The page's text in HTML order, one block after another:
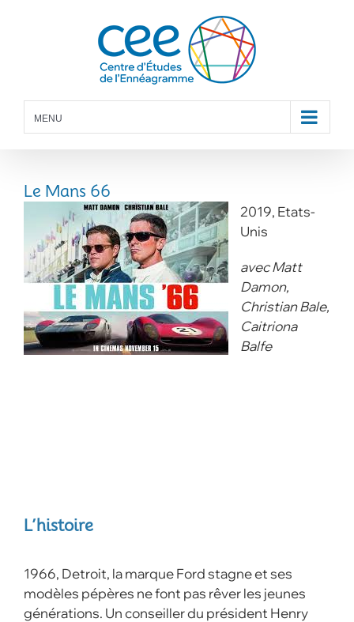
MENU
Le Mans 66
2019, Etats-
Unis
avec Matt
Damon,
Christian Bale,
Caitriona
Balfe
L’histoire
1966, Detroit, la marque Ford stagne et ses
modèles pépères ne font pas rêver les jeunes
générations. Un conseiller du président Henry